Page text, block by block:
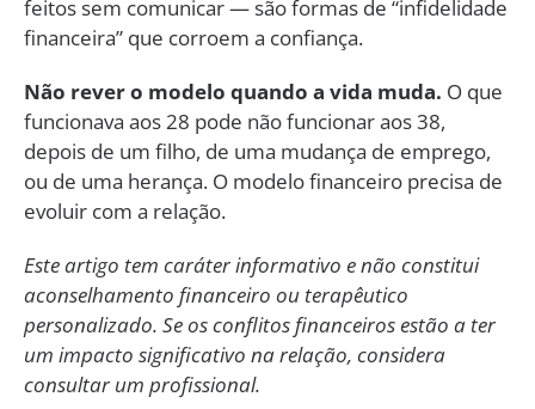
feitos sem comunicar — são formas de “infidelidade
financeira” que corroem a confiança.
Não rever o modelo quando a vida muda. O que
funcionava aos 28 pode não funcionar aos 38,
depois de um filho, de uma mudança de emprego,
ou de uma herança. O modelo financeiro precisa de
evoluir com a relação.
Este artigo tem caráter informativo e não constitui
aconselhamento financeiro ou terapêutico
personalizado. Se os conflitos financeiros estão a ter
um impacto significativo na relação, considera
consultar um profissional.